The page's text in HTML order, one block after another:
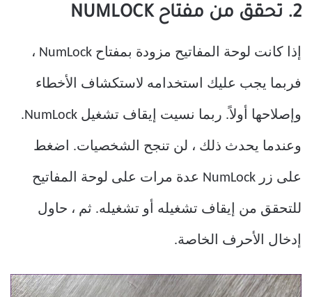
2. تحقق من مفتاح NUMLOCK
إذا كانت لوحة المفاتيح مزودة بمفتاح NumLock ،
فربما يجب عليك استخدامه لاستكشاف الأخطاء
وإصلاحها أولاً. ربما نسيت إيقاف تشغيل NumLock.
وعندما يحدث ذلك ، لن تنجح الشخصيات. اضغط
على زر NumLock عدة مرات على لوحة المفاتيح
للتحقق من إيقاف تشغيله أو تشغيله. ثم ، حاول
إدخال الأحرف الخاصة.